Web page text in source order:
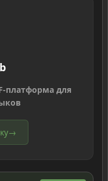
платформа для
→